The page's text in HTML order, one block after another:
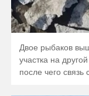
Двое рыбаков
участка на
после чего